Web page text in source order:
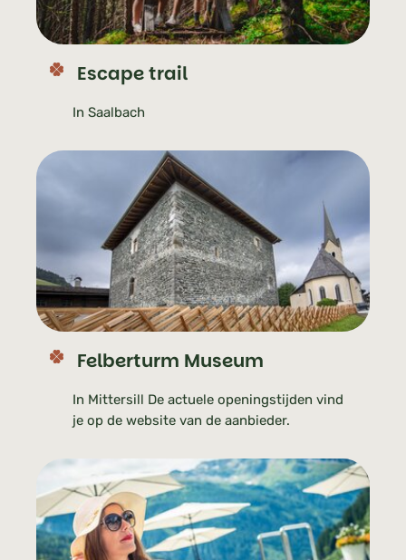
Escape trail
In Saalbach
Felberturm Museum
In Mittersill De actuele openingstijden vind
je op de website van de aanbieder.